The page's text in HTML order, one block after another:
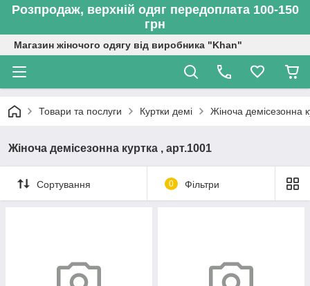
Розпродаж, верхній одяг передоплата 100-150
грн
Магазин жіночого одягу від виробника "Khan"
Товари та послуги Куртки демі Жіноча демісезонна
Жіноча демісезонна куртка , арт.1001
Сортування 0 Фільтри